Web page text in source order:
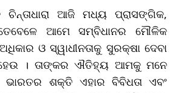
ଆଜି ମଧ୍ୟ ପ୍ରାସଙ୍ଗିକ,
ଆମେ ସମ୍ବିଧାନର ମୌଳିକ
ଓ ସ୍ୱାଧୀନତାକୁ ସୁରକ୍ଷା ଦେବା
। ତାଙ୍କର ଐତିହ୍ୟ ଆମକୁ ମନେ
ଶକ୍ତି ଏହାର ବିବିଧତା ଏବଂ